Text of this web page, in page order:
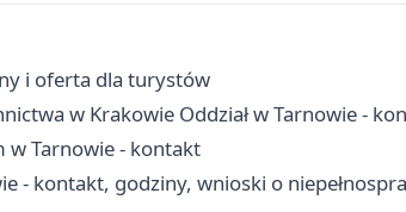
i oferta dla turystów
w Krakowie Oddział w Tarnowie -
w Tarnowie - kontakt
- kontakt, godziny, wnioski o